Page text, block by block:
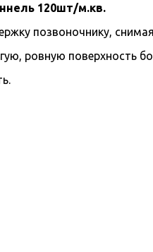
120шт/м.кв.
позвоночнику,
ровную поверхность